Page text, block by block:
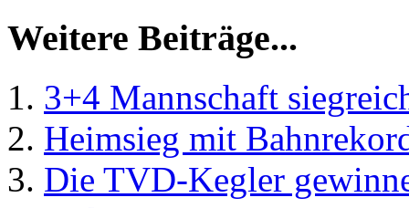
Weitere Beiträge...
3+4 Mannschaft
Heimsieg mit
Die TVD-Kegler